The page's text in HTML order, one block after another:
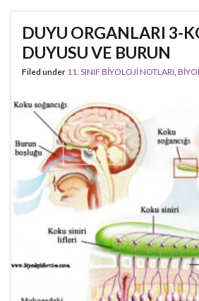
DUYU ORGANLARI 3-
DUYUSU VE BURUN
Filed under 11. SINIF BİYOLOJİ NOTLARI,